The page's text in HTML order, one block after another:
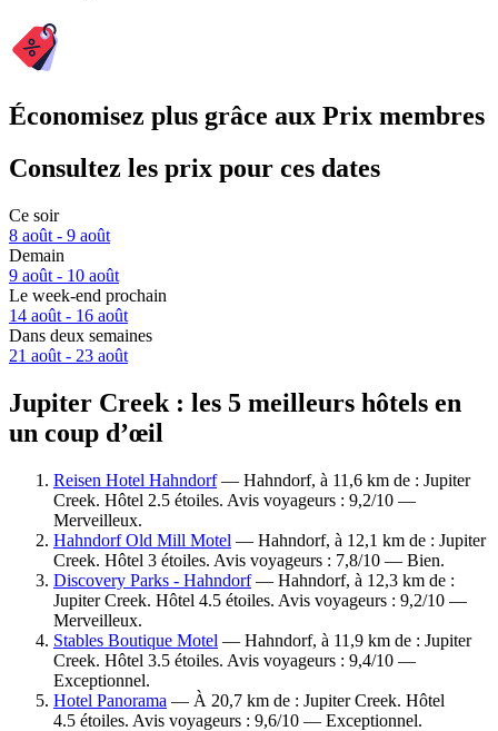
Économisez plus grâce aux Prix membres
Consultez les prix pour ces dates
Ce soir
8 août - 9 août
Demain
9 août - 10 août
Le week-end prochain
14 août - 16 août
Dans deux semaines
21 août - 23 août
Jupiter Creek : les 5 meilleurs hôtels en
un coup d’œil
Reisen Hotel Hahndorf— Hahndorf, à 11,6 km de : Jupiter
Creek. Hôtel 2.5 étoiles. Avis voyageurs : 9,2/10 —
Merveilleux.
Hahndorf Old Mill Motel — Hahndorf, à 12,1 km de : Jupiter
Creek. Hôtel 3 étoiles. Avis voyageurs : 7,8/10 — Bien.
Discovery Parks - Hahndorf— Hahndorf, à 12,3 km de :
Jupiter Creek. Hôtel 4.5 étoiles. Avis voyageurs : 9,2/10 —
Merveilleux.
Stables Boutique Motel — Hahndorf, à 11,9 km de : Jupiter
Creek. Hôtel 3.5 étoiles. Avis voyageurs : 9,4/10 —
Exceptionnel.
Hotel Panorama — À 20,7 km de : Jupiter Creek. Hôtel
4.5 étoiles. Avis voyageurs : 9,6/10 — Exceptionnel.